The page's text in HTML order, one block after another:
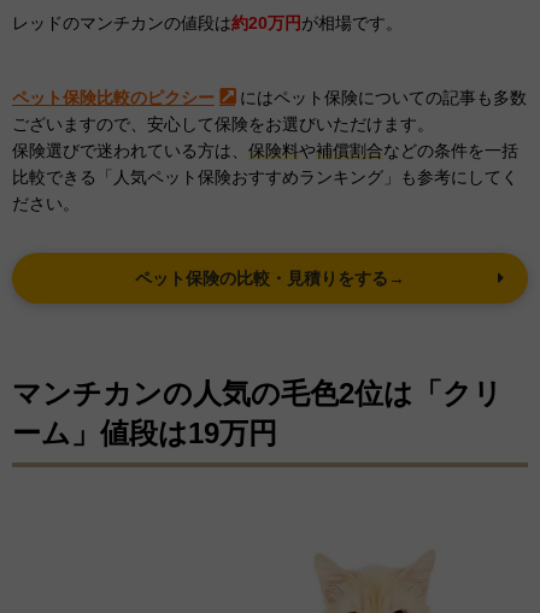
レッドのマンチカンの値段は約20万円が相場です。
ペット保険比較のピクシー
にはペット保険についての記事も多数
ございますので、安心して保険をお選びいただけます。
保険選びで迷われている方は、 保険料や補償割合などの条件を一括
比較できる「人気ペット保険おすすめランキング」も参考にしてく
ださい。
ペット保険の比較・見積りをする→
マンチカンの人気の毛色2位は「クリ
ーム」値段は19万円